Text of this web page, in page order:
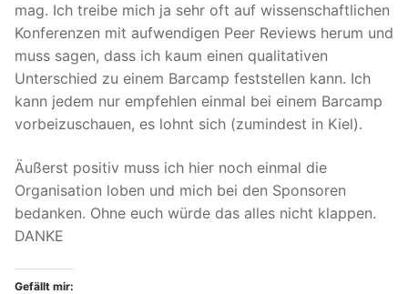
mag. Ich treibe mich ja sehr oft auf wissenschaftlichen
Konferenzen mit aufwendigen Peer Reviews herum und
muss sagen, dass ich kaum einen qualitativen
Unterschied zu einem Barcamp feststellen kann. Ich
kann jedem nur empfehlen einmal bei einem Barcamp
vorbeizuschauen, es lohnt sich (zumindest in Kiel).
Äußerst positiv muss ich hier noch einmal die
Organisation loben und mich bei den Sponsoren
bedanken. Ohne euch würde das alles nicht klappen.
DANKE
Gefällt mir: